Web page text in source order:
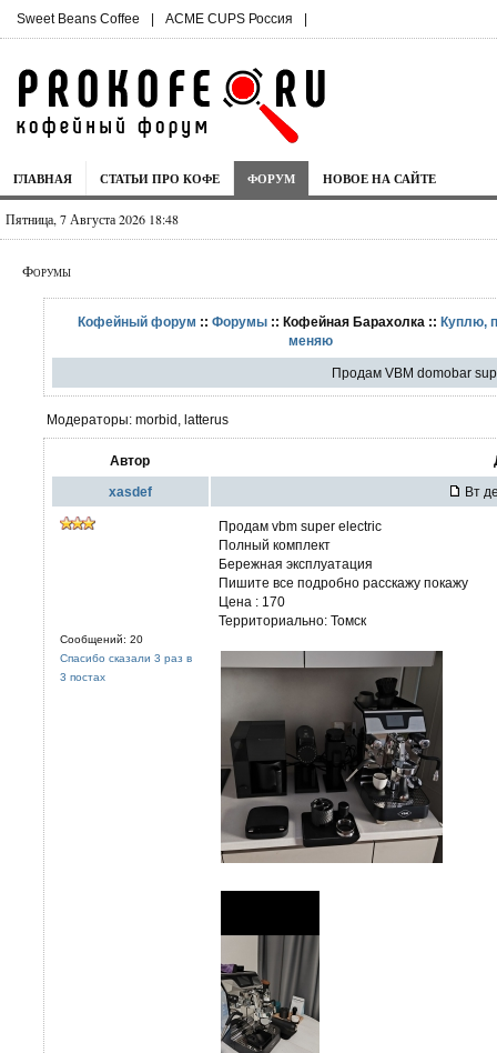
Sweet Beans Coffee | ACME CUPS Россия |
ГЛАВНАЯ СТАТЬИ ПРО КОФЕ ФОРУМ НОВОЕ НА САЙТЕ
Пятница, 7 Августа 2026 18:48
Форумы
Кофейный форум :: Форумы :: Кофейная Барахолка :: Куплю,
меняю
Продам VBM domobar
Модераторы: morbid, latterus
Автор
xasdef Вт
Сообщений: 20
Спасибо сказали 3 раз в
3 постах
Продам vbm super electric
Полный комплект
Бережная эксплуатация
Пишите все подробно расскажу покажу
Цена : 170
Территориально: Томск